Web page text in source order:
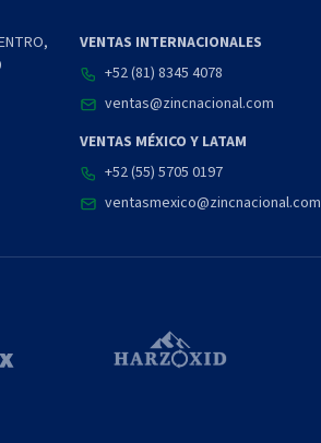
VENTAS INTERNACIONALES
+52 (81) 8345 4078
ventas@zincnacional.com
VENTAS MÉXICO Y LATAM
+52 (55) 5705 0197
ventasmexico@zincnacional.com